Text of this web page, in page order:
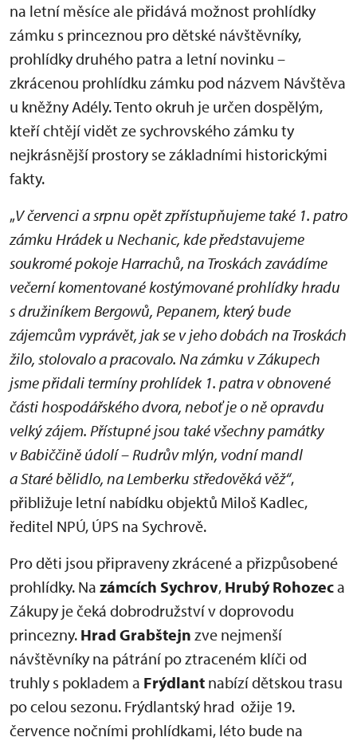
na letní měsíce ale přidává možnost prohlídky
zámku s princeznou pro dětské návštěvníky,
prohlídky druhého patra a letní novinku –
zkrácenou prohlídku zámku pod názvem Návštěva
u kněžny Adély. Tento okruh je určen dospělým,
kteří chtějí vidět ze sychrovského zámku ty
nejkrásnější prostory se základními historickými
fakty.
„V červenci a srpnu opět zpřístupňujeme také 1. patro
zámku Hrádek u Nechanic, kde představujeme
soukromé pokoje Harrachů, na Troskách zavádíme
večerní komentované kostýmované prohlídky hradu
s družiníkem Bergowů, Pepanem, který bude
zájemcům vyprávět, jak se v jeho dobách na Troskách
žilo, stolovalo a pracovalo. Na zámku v Zákupech
jsme přidali termíny prohlídek 1. patra v obnovené
části hospodářského dvora, neboť je o ně opravdu
velký zájem. Přístupné jsou také všechny památky
v Babiččině údolí – Rudrův mlýn, vodní mandl
a Staré bělidlo, na Lemberku středověká věž“,
přibližuje letní nabídku objektů Miloš Kadlec,
ředitel NPÚ, ÚPS na Sychrově.
Pro děti jsou připraveny zkrácené a přizpůsobené
prohlídky. Na zámcích Sychrov, Hrubý Rohozeca
Zákupy je čeká dobrodružství v doprovodu
princezny. Hrad Grabštejn zve nejmenší
návštěvníky na pátrání po ztraceném klíči od
truhly s pokladem a Frýdlant nabízí dětskou trasu
po celou sezonu. Frýdlantský hrad ožije 19.
července nočními prohlídkami, léto bude na